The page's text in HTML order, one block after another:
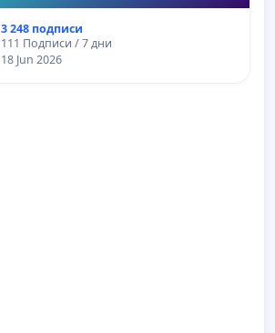
3 248 подписи
111 Подписи / 7 дни
18 Jun 2026